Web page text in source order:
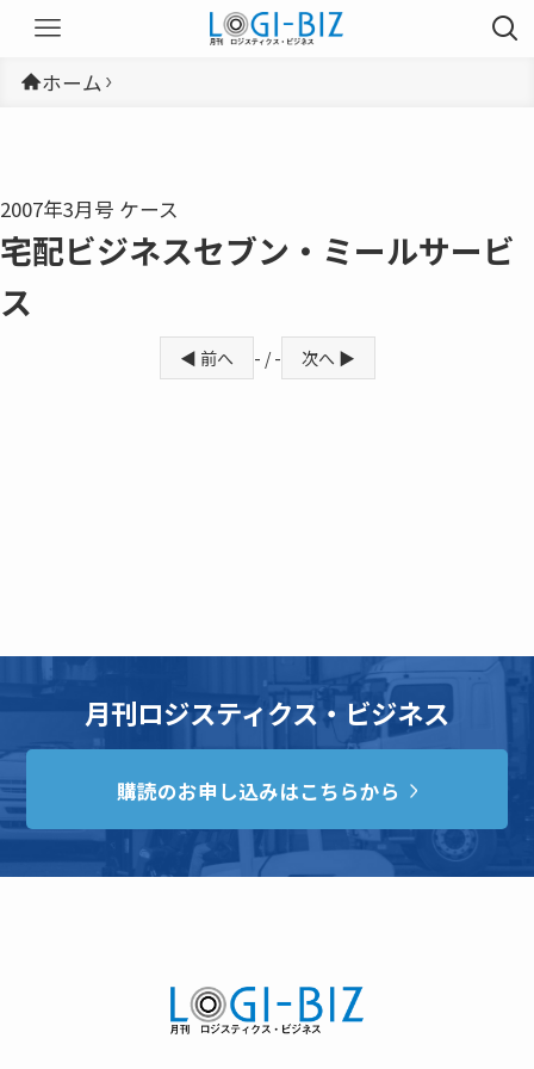
ホーム
2007年3月号 ケース
宅配ビジネスセブン・ミールサービ
ス
◀ 前へ - / - 次へ ▶
月刊ロジスティクス・ビジネス
購読のお申し込みはこちらから